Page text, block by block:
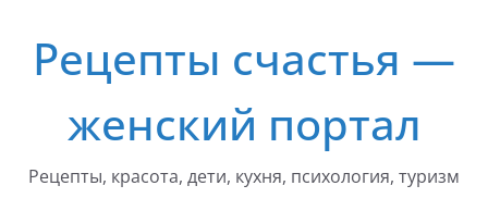
содержимому
Рецепты счастья —
женский портал
Рецепты, красота, дети, кухня, психология, туризм